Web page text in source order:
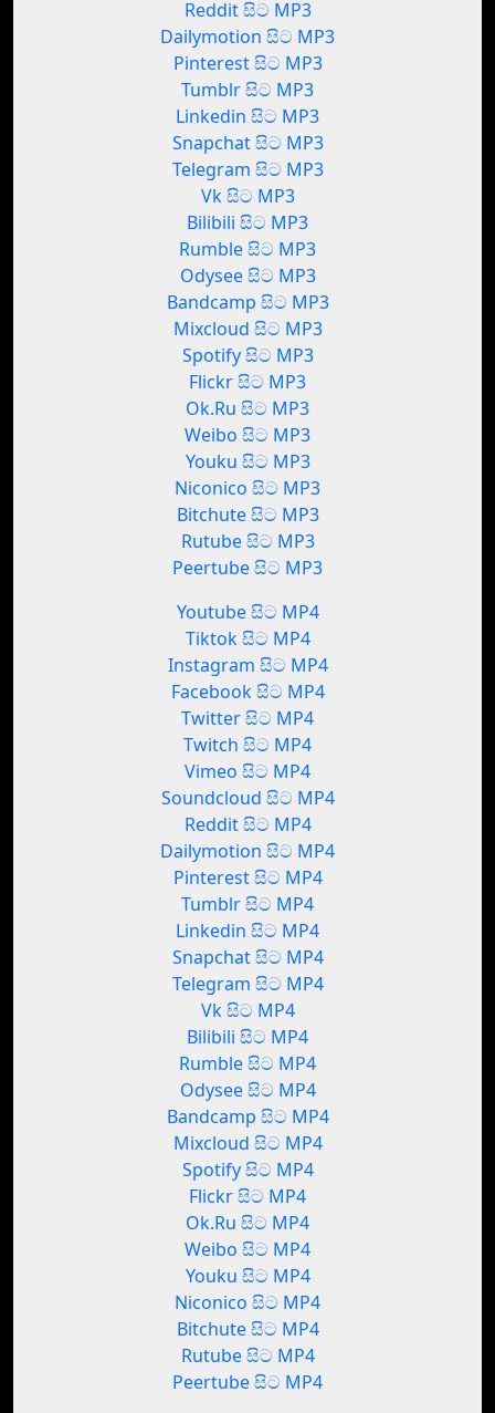
Reddit සිට MP3
Dailymotion සිට MP3
Pinterest සිට MP3
Tumblr සිට MP3
Linkedin සිට MP3
Snapchat සිට MP3
Telegram සිට MP3
Vk සිට MP3
Bilibili සිට MP3
Rumble සිට MP3
Odysee සිට MP3
Bandcamp සිට MP3
Mixcloud සිට MP3
Spotify සිට MP3
Flickr සිට MP3
Ok.Ru සිට MP3
Weibo සිට MP3
Youku සිට MP3
Niconico සිට MP3
Bitchute සිට MP3
Rutube සිට MP3
Peertube සිට MP3
Youtube සිට MP4
Tiktok සිට MP4
Instagram සිට MP4
Facebook සිට MP4
Twitter සිට MP4
Twitch සිට MP4
Vimeo සිට MP4
Soundcloud සිට MP4
Reddit සිට MP4
Dailymotion සිට MP4
Pinterest සිට MP4
Tumblr සිට MP4
Linkedin සිට MP4
Snapchat සිට MP4
Telegram සිට MP4
Vk සිට MP4
Bilibili සිට MP4
Rumble සිට MP4
Odysee සිට MP4
Bandcamp සිට MP4
Mixcloud සිට MP4
Spotify සිට MP4
Flickr සිට MP4
Ok.Ru සිට MP4
Weibo සිට MP4
Youku සිට MP4
Niconico සිට MP4
Bitchute සිට MP4
Rutube සිට MP4
Peertube සිට MP4